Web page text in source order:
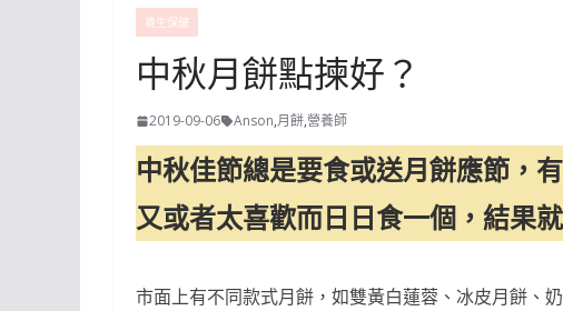
養生保健
中秋月餅點揀好？
2019-09-06 Anson,月餅,營養師
中秋佳節總是要食或送月餅應節，
又或者太喜歡而日日食一個，結果
市面上有不同款式月餅，如雙黃白蓮蓉、冰皮月餅、